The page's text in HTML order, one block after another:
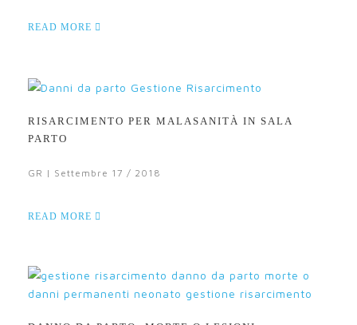
READ MORE
RISARCIMENTO PER MALASANITÀ IN SALA
PARTO
GR | Settembre 17 / 2018
READ MORE